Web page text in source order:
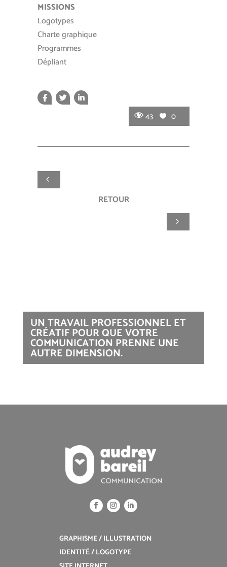
MISSIONS
Logotypes
Charte graphique
Programmes
Dépliant
43 0
RETOUR
UN TRAVAIL PROFESSIONNEL ET
CRÉATIF POUR QUE VOTRE
COMMUNICATION PRENNE UNE
AUTRE DIMENSION.
GRAPHISME / ILLUSTRATION
IDENTITÉ / LOGOTYPE